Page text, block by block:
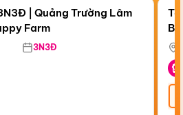
| Quảng Trường Lâm
Farm
3N3Đ